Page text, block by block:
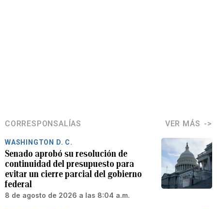
CORRESPONSALÍAS VER MÁS
WASHINGTON D. C.
Senado aprobó su resolución de
continuidad del presupuesto para
evitar un cierre parcial del gobierno
federal
8 de agosto de 2026 a las 8:04 a.m.